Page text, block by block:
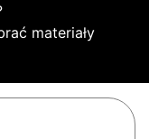
materiały